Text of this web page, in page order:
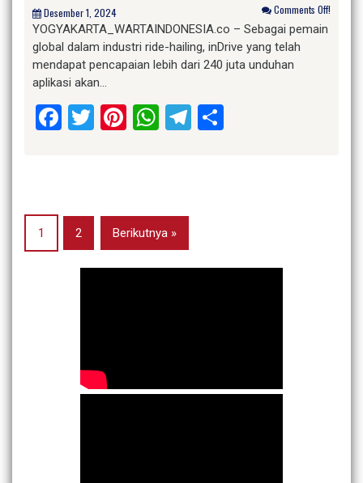
Desember 1, 2024 Comments Off!
YOGYAKARTA_WARTAINDONESIA.co – Sebagai pemain
global dalam industri ride-hailing, inDrive yang telah
mendapat pencapaian lebih dari 240 juta unduhan
aplikasi akan…
Facebook
Twitter
Pinterest
WhatsApp
Telegram
1 2 Berikutnya »